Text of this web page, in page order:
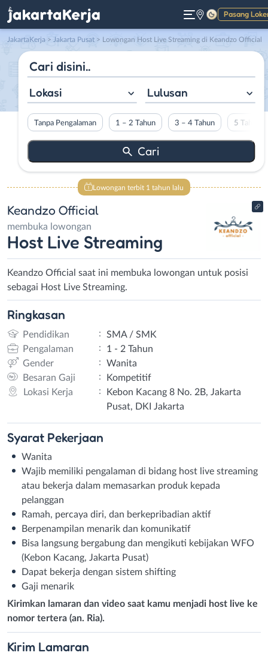
Pasang
Gelap
JakartaKerja > Jakarta Pusat > Lowongan Host Live Streaming di Keandzo Official
Lokasi Lulusan
Tanpa Pengalaman 1 – 2 Tahun 3 – 4 Tahun 5 Tahun
Lowongan terbit 1 tahun lalu
Keandzo Official
membuka lowongan
Host Live Streaming
Keandzo Official saat ini membuka lowongan untuk posisi
sebagai Host Live Streaming.
Ringkasan
Pendidikan :
SMA / SMK
Pengalaman
:
1 - 2 Tahun
Gender
:
Wanita
Besaran Gaji
:
Kompetitif
Lokasi Kerja
:
Kebon Kacang 8 No. 2B, Jakarta
Pusat, DKI Jakarta
Syarat Pekerjaan
Wanita
Wajib memiliki pengalaman di bidang host live streaming
atau bekerja dalam memasarkan produk kepada
pelanggan
Ramah, percaya diri, dan berkepribadian aktif
Berpenampilan menarik dan komunikatif
Bisa langsung bergabung dan mengikuti kebijakan WFO
(Kebon Kacang, Jakarta Pusat)
Dapat bekerja dengan sistem shifting
Gaji menarik
Kirimkan lamaran dan video saat kamu menjadi host live ke
nomor tertera (an. Ria).
Kirim Lamaran